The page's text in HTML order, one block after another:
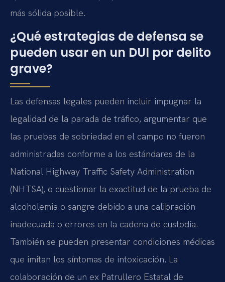
más sólida posible.
¿Qué estrategias de defensa se
pueden usar en un DUI por delito
grave?
Las defensas legales pueden incluir impugnar la
legalidad de la parada de tráfico, argumentar que
las pruebas de sobriedad en el campo no fueron
administradas conforme a los estándares de la
National Highway Traffic Safety Administration
(NHTSA), o cuestionar la exactitud de la prueba de
alcoholemia o sangre debido a una calibración
inadecuada o errores en la cadena de custodia.
También se pueden presentar condiciones médicas
que imitan los síntomas de intoxicación. La
colaboración de un ex Patrullero Estatal de